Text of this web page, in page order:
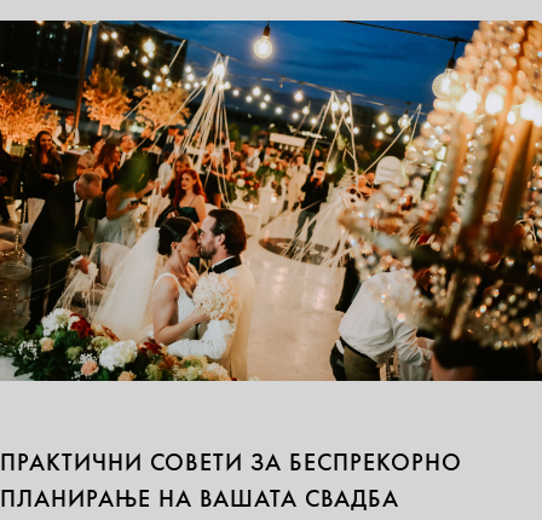
ПРАКТИЧНИ СОВЕТИ ЗА БЕСПРЕКОРНО
ПЛАНИРАЊЕ НА ВАШАТА СВАДБА